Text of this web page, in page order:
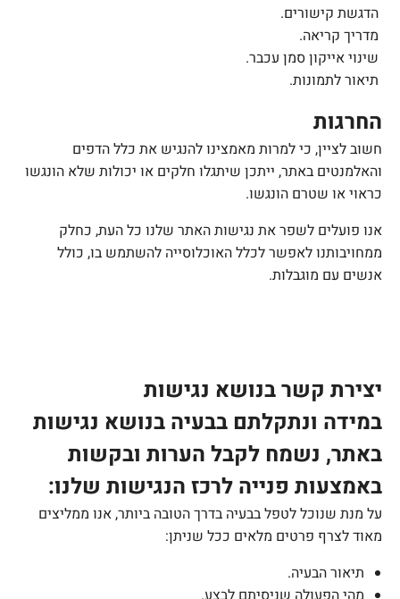
הדגשת קישורים.
מדריך קריאה.
שינוי אייקון סמן עכבר.
תיאור לתמונות.
החרגות
חשוב לציין, כי למרות מאמצינו להנגיש את כלל הדפים
והאלמנטים באתר, ייתכן שיתגלו חלקים או יכולות שלא הונגשו
כראוי או שטרם הונגשו.
אנו פועלים לשפר את נגישות האתר שלנו כל העת, כחלק
ממחויבותנו לאפשר לכלל האוכלוסייה להשתמש בו, כולל
אנשים עם מוגבלות.
יצירת קשר בנושא נגישות
במידה ונתקלתם בבעיה בנושא נגישות
באתר, נשמח לקבל הערות ובקשות
באמצעות פנייה לרכז הנגישות שלנו:
על מנת שנוכל לטפל בבעיה בדרך הטובה ביותר, אנו ממליצים
מאוד לצרף פרטים מלאים ככל שניתן:
תיאור הבעיה.